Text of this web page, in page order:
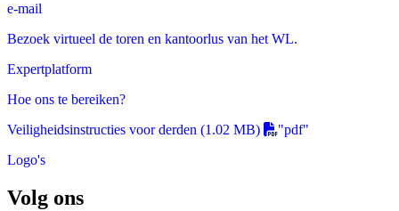
e-mail
Bezoek virtueel de toren en kantoorlus van het WL.
Expertplatform
Hoe ons te bereiken?
Veiligheidsinstructies voor derden (1.02 MB)
"pdf"
Logo's
Volg ons